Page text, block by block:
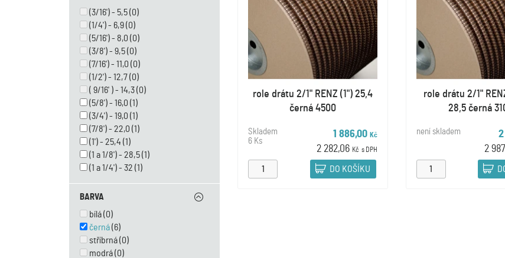
(3/16') - 5,5(0)
(1/4') - 6,9(0)
(5/16') - 8,0 (0)
(3/8') - 9,5(0)
(7/16') - 11,0 (0)
(1/2') - 12,7(0)
( 9/16' ) - 14,3(0)
(5/8') - 16,0 (1)
(3/4') - 19,0 (1)
(7/8') - 22,0 (1)
(1') - 25,4 (1)
(1 a 1/8') - 28,5(1)
(1 a 1/4') - 32 (1)
BARVA
bílá(0)
černá(6)
stříbrná(0)
modrá(0)
role drátu 2/1" RENZ (1") 25,4
černá 4500
Skladem
6 Ks
1 886,00 Kč
2 282,06 Kč s DPH
DO KOŠÍKU
role drátu 2/1"
28,5 černá
není skladem
2